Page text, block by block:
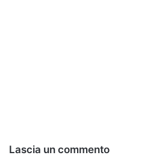
Lascia un commento